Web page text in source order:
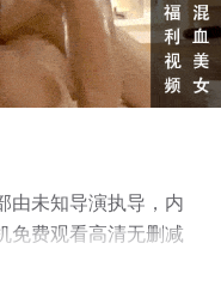
由未知导演执导，内
免费观看高清无删减
相关信息可移步至豆